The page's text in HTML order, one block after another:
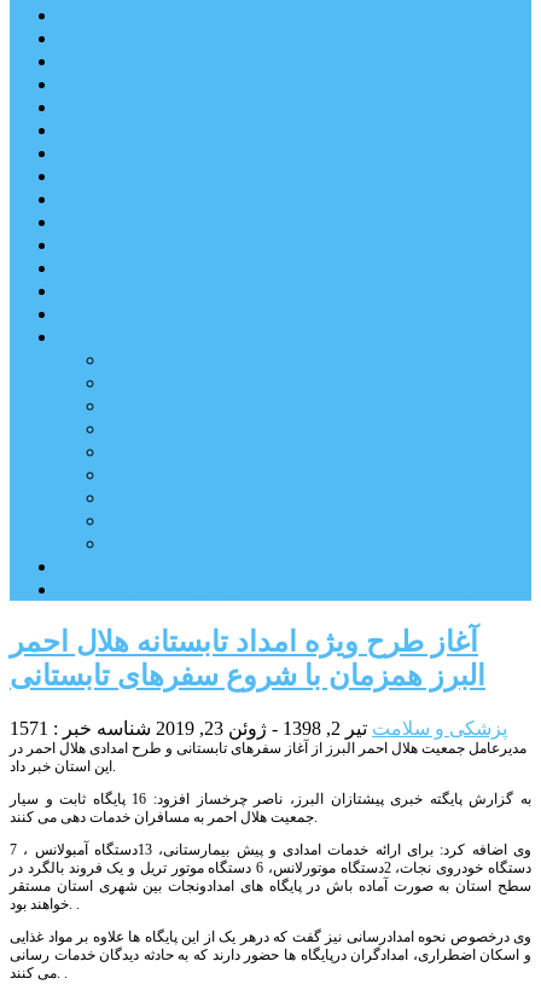
آغاز طرح ویژه امداد تابستانه هلال احمر
البرز همزمان با شروع سفرهای تابستانی
پزشکی و سلامت تیر 2, 1398 - ژوئن 23, 2019 شناسه خبر : 1571
مدیرعامل جمعیت هلال احمر البرز از آغاز سفرهای تابستانی و طرح امدادی هلال احمر در
این استان خبر داد.
به گزارش پایگته خبری پیشتازان البرز، ناصر چرخساز افزود: 16 پایگاه ثابت و سیار
جمعیت هلال احمر به مسافران خدمات دهی می کنند.
وی اضافه کرد: برای ارائه خدمات امدادی و پیش بیمارستانی، 13دستگاه آمبولانس ، 7
دستگاه خودروی نجات، 2دستگاه موتورلانس، 6 دستگاه موتور تریل و یک فروند بالگرد در
سطح استان به صورت آماده باش در پایگاه های امدادونجات بین شهری استان مستقر
خواهند بود. .
وی درخصوص نحوه امدادرسانی نیز گفت که درهر یک از این پایگاه ها علاوه بر مواد غذایی
و اسکان اضطراری، امدادگران درپایگاه ها حضور دارند که به حادثه دیدگان خدمات رسانی
می کنند. .